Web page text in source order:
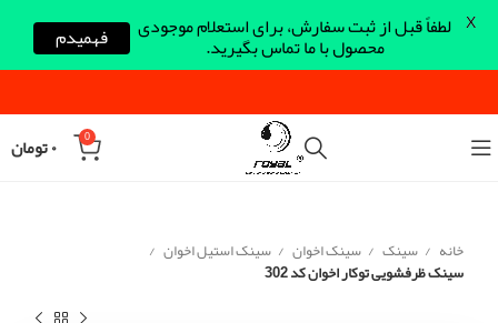
0 ۰تومان
خانه سینک سینک اخوان سینک استیل اخوان
سینک ظرفشویی توکار اخوان کد 302
لطفاً قبل از ثبت سفارش، برای استعلام موجودی
محصول با ما تماس بگیرید. فهمیدم X